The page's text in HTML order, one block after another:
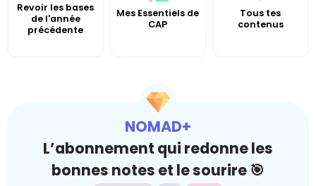
Revoir les bases
de l'année
précédente
Mes Essentiels de
CAP
Tous tes
contenus
NOMAD+
L’abonnement qui redonne les
bonnes notes et le sourire 🎯